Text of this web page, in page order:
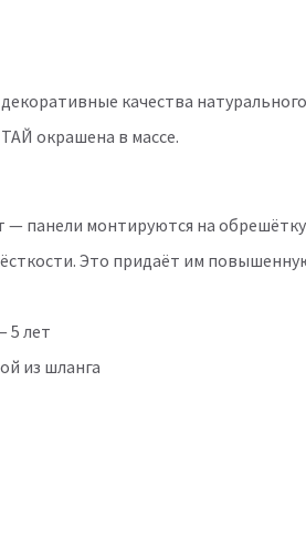
качества натурального
окрашена в массе.
— панели монтируются на обрешётку
Это придаёт им
5 лет
из шланга